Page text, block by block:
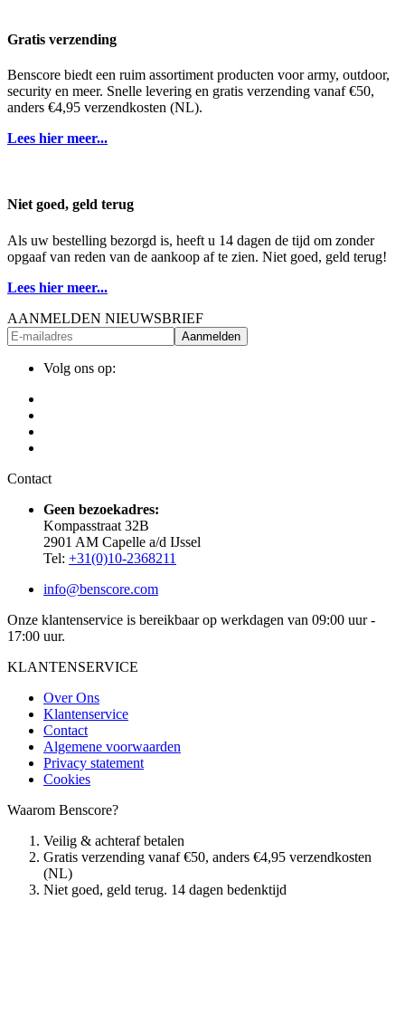
Gratis verzending
Benscore biedt een ruim assortiment producten voor army, outdoor,
security en meer. Snelle levering en gratis verzending vanaf €50,
anders €4,95 verzendkosten (NL).
Lees hier meer...
Niet goed, geld terug
Als uw bestelling bezorgd is, heeft u 14 dagen de tijd om zonder
opgaaf van reden van de aankoop af te zien. Niet goed, geld terug!
Lees hier meer...
AANMELDEN NIEUWSBRIEF
Aanmelden
Volg ons op:
Contact
Geen bezoekadres:
Kompasstraat 32B
2901 AM Capelle a/d IJssel
Tel: +31(0)10-2368211
info@benscore.com
Onze klantenservice is bereikbaar op werkdagen van 09:00 uur -
17:00 uur.
KLANTENSERVICE
Over Ons
Klantenservice
Contact
Algemene voorwaarden
Privacy statement
Cookies
Waarom Benscore?
Veilig & achteraf betalen
Gratis verzending vanaf €50, anders €4,95 verzendkosten
(NL)
Niet goed, geld terug. 14 dagen bedenktijd